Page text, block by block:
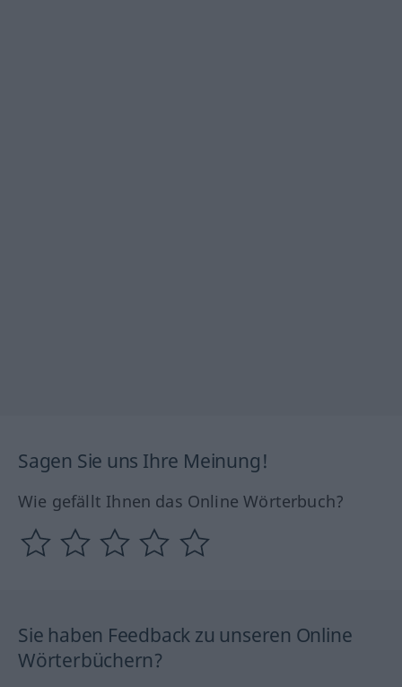
Sagen Sie uns Ihre Meinung!
Wie gefällt Ihnen das Online Wörterbuch?
Sie haben Feedback zu unseren Online
Wörterbüchern?